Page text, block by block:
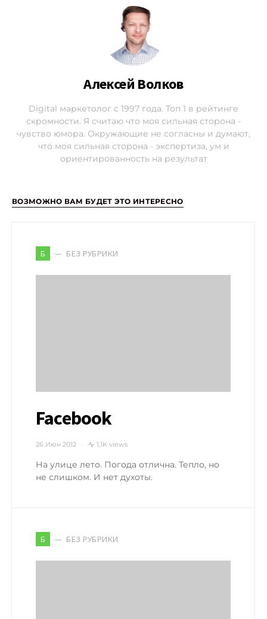
Алексей Волков
Digital маркетолог с 1997 года. Топ 1 в рейтинге
скромности. Я считаю что моя сильная сторона -
чувство юмора. Окружающие не согласны и думают,
что моя сильная сторона - экспертиза, ум и
ориентированность на результат
ВОЗМОЖНО ВАМ БУДЕТ ЭТО ИНТЕРЕСНО
Б БЕЗ РУБРИКИ
Facebook
26 Июн 2012 1,1K views
На улице лето. Погода отлична. Тепло, но
не слишком. И нет духоты.
Б БЕЗ РУБРИКИ